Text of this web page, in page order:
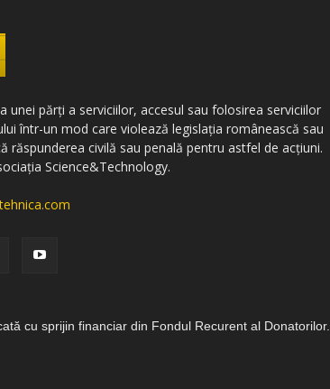
unei părți a serviciilor, accesul sau folosirea serviciilor
într-un mod care violează legislația românească sau
civilă sau penală pentru astfel de acțiuni.
Science&Technology.
cu sprijin financiar din Fondul Recurent al Donatorilor.